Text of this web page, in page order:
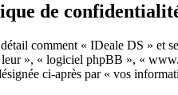
de
comment « IDeale DS » et
», « logiciel phpBB », «
ci-après par « vos